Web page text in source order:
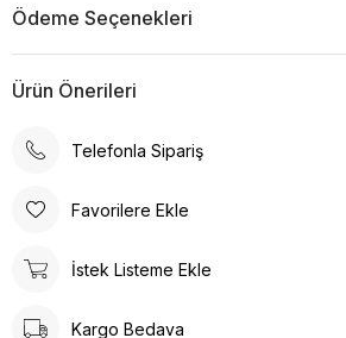
Ödeme Seçenekleri
Ürün Önerileri
Telefonla Sipariş
Favorilere Ekle
İstek Listeme Ekle
Kargo Bedava